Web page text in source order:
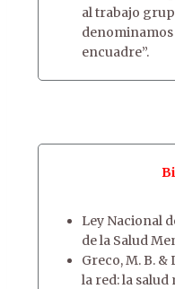
al trabajo
denominamos
encuadre”.
Ley Nacional
de la Salud
Greco, M. B. &
la red: la salud